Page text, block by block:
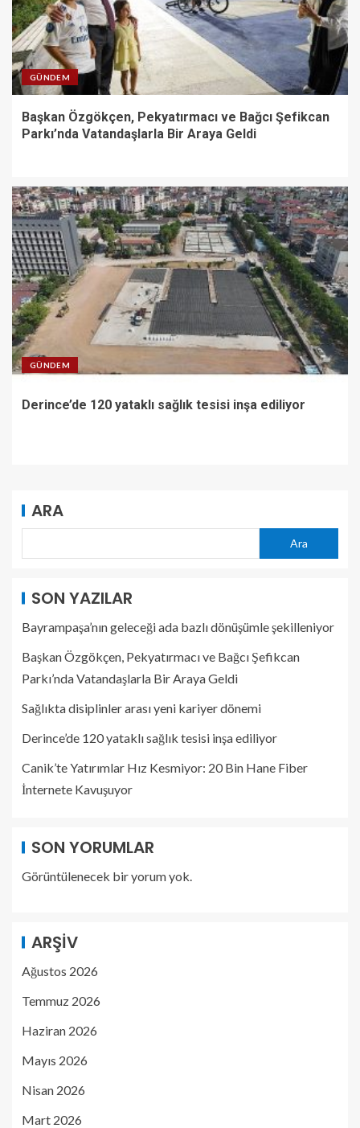
GÜNDEM
Başkan Özgökçen, Pekyatırmacı ve Bağcı Şefikcan
Parkı’nda Vatandaşlarla Bir Araya Geldi
GÜNDEM
Derince’de 120 yataklı sağlık tesisi inşa ediliyor
ARA
Ara
SON YAZILAR
Bayrampaşa’nın geleceği ada bazlı dönüşümle şekilleniyor
Başkan Özgökçen, Pekyatırmacı ve Bağcı Şefikcan
Parkı’nda Vatandaşlarla Bir Araya Geldi
Sağlıkta disiplinler arası yeni kariyer dönemi
Derince’de 120 yataklı sağlık tesisi inşa ediliyor
Canik’te Yatırımlar Hız Kesmiyor: 20 Bin Hane Fiber
İnternete Kavuşuyor
SON YORUMLAR
Görüntülenecek bir yorum yok.
ARŞIV
Ağustos 2026
Temmuz 2026
Haziran 2026
Mayıs 2026
Nisan 2026
Mart 2026